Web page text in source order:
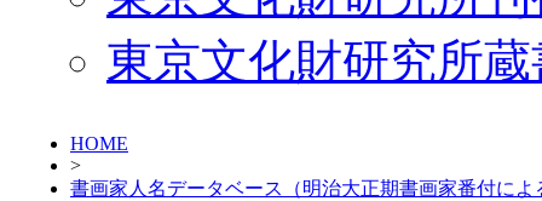
東京文化財研究所
HOME
>
書画家人名データベース（明治大正期書画家番付によ